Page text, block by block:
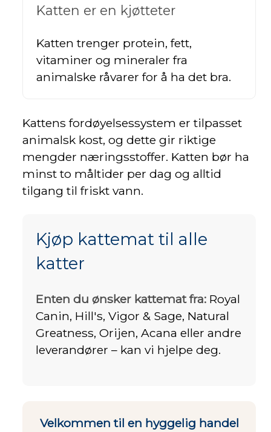
Katten er en kjøtteter
Katten trenger protein, fett,
vitaminer og mineraler fra
animalske råvarer for å ha det bra.
Kattens fordøyelsessystem er tilpasset
animalsk kost, og dette gir riktige
mengder næringsstoffer. Katten bør ha
minst to måltider per dag og alltid
tilgang til friskt vann.
Kjøp kattemat til alle
katter
Enten du ønsker kattemat fra: Royal
Canin, Hill's, Vigor & Sage, Natural
Greatness, Orijen, Acana eller andre
leverandører – kan vi hjelpe deg.
Velkommen til en hyggelig handel